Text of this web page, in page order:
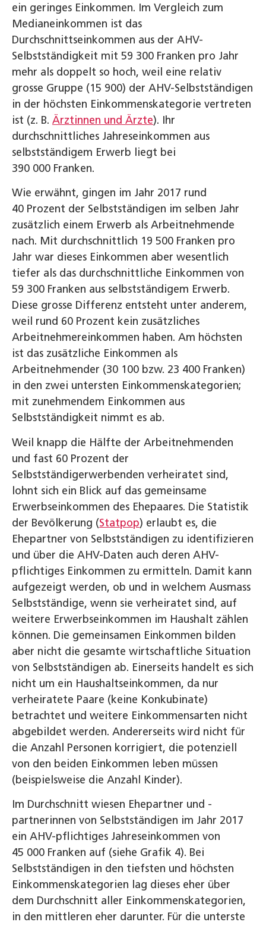
ein geringes Einkommen. Im Vergleich zum
Medianeinkommen ist das
Durchschnittseinkommen aus der AHV-
Selbstständigkeit mit 59 300 Franken pro Jahr
mehr als doppelt so hoch, weil eine relativ
grosse Gruppe (15 900) der AHV-Selbstständigen
in der höchsten Einkommenskategorie vertreten
ist (z. B. Ärztinnen und Ärzte). Ihr
durchschnittliches Jahreseinkommen aus
selbstständigem Erwerb liegt bei
390 000 Franken.
Wie erwähnt, gingen im Jahr 2017 rund
40 Prozent der Selbstständigen im selben Jahr
zusätzlich einem Erwerb als Arbeitnehmende
nach. Mit durchschnittlich 19 500 Franken pro
Jahr war dieses Einkommen aber wesentlich
tiefer als das durchschnittliche Einkommen von
59 300 Franken aus selbstständigem Erwerb.
Diese grosse Differenz entsteht unter anderem,
weil rund 60 Prozent kein zusätzliches
Arbeitnehmereinkommen haben. Am höchsten
ist das zusätzliche Einkommen als
Arbeitnehmender (30 100 bzw. 23 400 Franken)
in den zwei untersten Einkommenskategorien;
mit zunehmendem Einkommen aus
Selbstständigkeit nimmt es ab.
Weil knapp die Hälfte der Arbeitnehmenden
und fast 60 Prozent der
Selbstständigerwerbenden verheiratet sind,
lohnt sich ein Blick auf das gemeinsame
Erwerbseinkommen des Ehepaares. Die Statistik
der Bevölkerung (Statpop) erlaubt es, die
Ehepartner von Selbstständigen zu identifizieren
und über die AHV-Daten auch deren AHV-
pflichtiges Einkommen zu ermitteln. Damit kann
aufgezeigt werden, ob und in welchem Ausmass
Selbstständige, wenn sie verheiratet sind, auf
weitere Erwerbseinkommen im Haushalt zählen
können. Die gemeinsamen Einkommen bilden
aber nicht die gesamte wirtschaftliche Situation
von Selbstständigen ab. Einerseits handelt es sich
nicht um ein Haushaltseinkommen, da nur
verheiratete Paare (keine Konkubinate)
betrachtet und weitere Einkommensarten nicht
abgebildet werden. Andererseits wird nicht für
die Anzahl Personen korrigiert, die potenziell
von den beiden Einkommen leben müssen
(beispielsweise die Anzahl Kinder).
Im Durchschnitt wiesen Ehepartner und -
partnerinnen von Selbstständigen im Jahr 2017
ein AHV-pflichtiges Jahreseinkommen von
45 000 Franken auf (siehe Grafik 4). Bei
Selbstständigen in den tiefsten und höchsten
Einkommenskategorien lag dieses eher über
dem Durchschnitt aller Einkommenskategorien,
in den mittleren eher darunter. Für die unterste